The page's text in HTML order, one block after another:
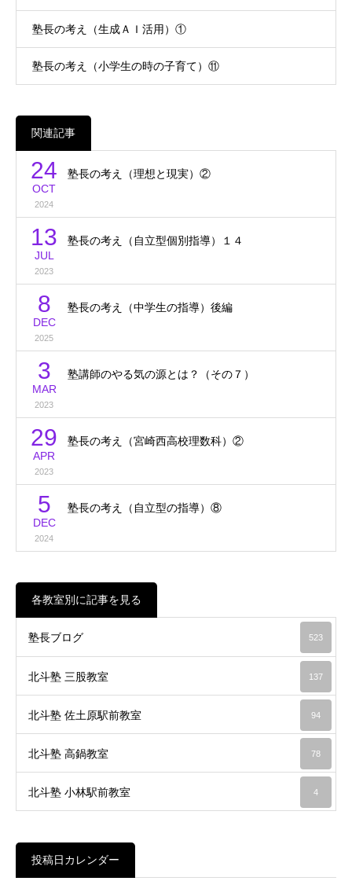
塾長の考え（生成ＡＩ活用）①
塾長の考え（小学生の時の子育て）⑪
関連記事
24
OCT
2024
塾長の考え（理想と現実）②
13
JUL
2023
塾長の考え（自立型個別指導）１４
8
DEC
2025
塾長の考え（中学生の指導）後編
3
MAR
2023
塾講師のやる気の源とは？（その７）
29
APR
2023
塾長の考え（宮崎西高校理数科）②
5
DEC
2024
塾長の考え（自立型の指導）⑧
各教室別に記事を見る
塾長ブログ 523
北斗塾 三股教室 137
北斗塾 佐土原駅前教室 94
北斗塾 高鍋教室 78
北斗塾 小林駅前教室 4
投稿日カレンダー